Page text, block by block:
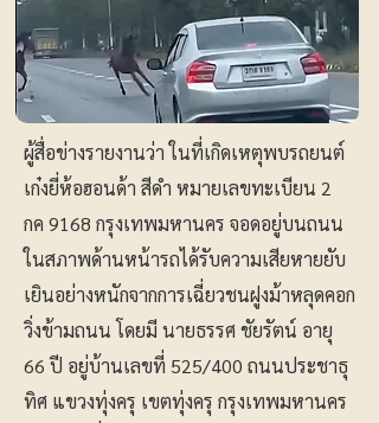
ผู้สื่อข่างรายงานว่า ในที่เกิดเหตุพบรถยนต์
เก๋งยี่ห้อฮอนด้า สีดำ หมายเลขทะเบียน 2
กค 9168 กรุงเทพมหานคร จอดอยู่บนถนน
ในสภาพด้านหน้ารถได้รับความเสียหายยับ
เยินอย่างหนักจากการเฉี่ยวชนฝูงม้าหลุดคอก
วิ่งข้ามถนน โดยมี นายธรรศ ชัยรัตน์ อายุ
66 ปี อยู่บ้านเลขที่ 525/400 ถนนประชาธุ
ทิศ แขวงทุ่งครุ เขตทุ่งครุ กรุงเทพมหานคร